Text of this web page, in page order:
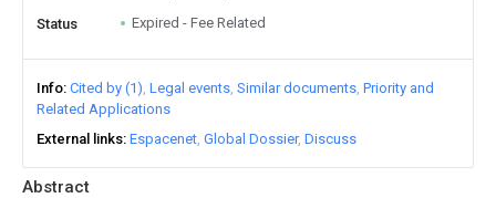
Abstract
Status Expired - Fee Related
Info Cited by (1) Legal events Similar documents Priority and
Related Applications
External links Espacenet Global Dossier Discuss